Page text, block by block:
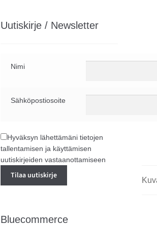
Uutiskirje / Newsletter
Nimi
Sähköpostiosoite
Hyväksyn lähettämäni tietojen
tallentamisen ja käyttämisen
uutiskirjeiden vastaanottamiseen
Bluecommerce